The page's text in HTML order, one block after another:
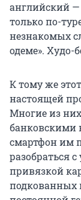
английский —
только по-
незнакомых
одеме». Худо-
К тому же
настоящей
Многие из
банковскими
смартфон им
разобраться
привязкой
подкованных